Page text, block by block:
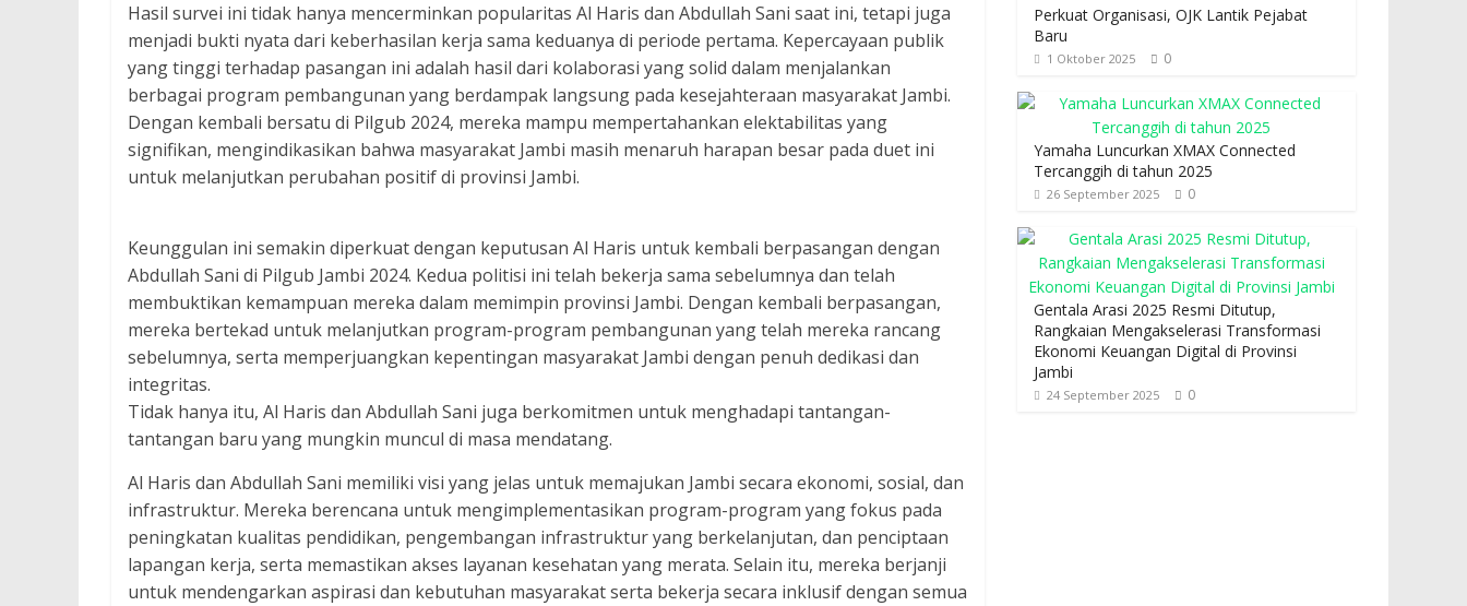
Hasil survei ini tidak hanya mencerminkan popularitas Al Haris dan Abdullah Sani saat ini, tetapi juga
menjadi bukti nyata dari keberhasilan kerja sama keduanya di periode pertama. Kepercayaan publik
yang tinggi terhadap pasangan ini adalah hasil dari kolaborasi yang solid dalam menjalankan
berbagai program pembangunan yang berdampak langsung pada kesejahteraan masyarakat Jambi.
Dengan kembali bersatu di Pilgub 2024, mereka mampu mempertahankan elektabilitas yang
signifikan, mengindikasikan bahwa masyarakat Jambi masih menaruh harapan besar pada duet ini
untuk melanjutkan perubahan positif di provinsi Jambi.
Keunggulan ini semakin diperkuat dengan keputusan Al Haris untuk kembali berpasangan dengan
Abdullah Sani di Pilgub Jambi 2024. Kedua politisi ini telah bekerja sama sebelumnya dan telah
membuktikan kemampuan mereka dalam memimpin provinsi Jambi. Dengan kembali berpasangan,
mereka bertekad untuk melanjutkan program-program pembangunan yang telah mereka rancang
sebelumnya, serta memperjuangkan kepentingan masyarakat Jambi dengan penuh dedikasi dan
integritas.
Tidak hanya itu, Al Haris dan Abdullah Sani juga berkomitmen untuk menghadapi tantangan-
tantangan baru yang mungkin muncul di masa mendatang.
Al Haris dan Abdullah Sani memiliki visi yang jelas untuk memajukan Jambi secara ekonomi, sosial, dan
infrastruktur. Mereka berencana untuk mengimplementasikan program-program yang fokus pada
peningkatan kualitas pendidikan, pengembangan infrastruktur yang berkelanjutan, dan penciptaan
lapangan kerja, serta memastikan akses layanan kesehatan yang merata. Selain itu, mereka berjanji
untuk mendengarkan aspirasi dan kebutuhan masyarakat serta bekerja secara inklusif dengan semua
Perkuat Organisasi, OJK Lantik Pejabat
Baru
1 Oktober 2025 0
Yamaha Luncurkan XMAX Connected
Tercanggih di tahun 2025
26 September 2025 0
Gentala Arasi 2025 Resmi Ditutup,
Rangkaian Mengakselerasi Transformasi
Ekonomi Keuangan Digital di Provinsi
Jambi
24 September 2025 0